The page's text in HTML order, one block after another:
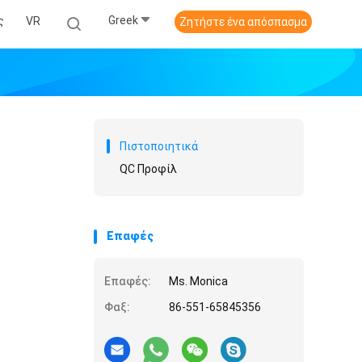
VR Greek Ζητήστε ένα απόσπασμα
Πιστοποιητικά
QC Προφίλ
Επαφές
Επαφές:
Ms. Monica
Φαξ:
86-551-65845356